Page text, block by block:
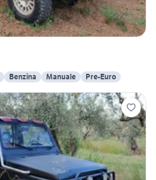
Benzina Manuale Pre-Euro